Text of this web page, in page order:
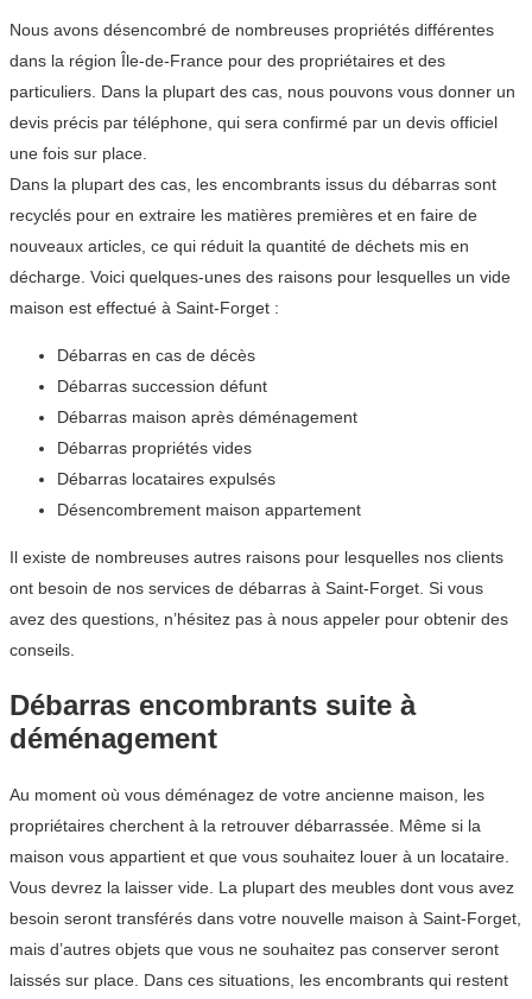
Nous avons désencombré de nombreuses propriétés différentes
dans la région Île-de-France pour des propriétaires et des
particuliers. Dans la plupart des cas, nous pouvons vous donner un
devis précis par téléphone, qui sera confirmé par un devis officiel
une fois sur place.
Dans la plupart des cas, les encombrants issus du débarras sont
recyclés pour en extraire les matières premières et en faire de
nouveaux articles, ce qui réduit la quantité de déchets mis en
décharge. Voici quelques-unes des raisons pour lesquelles un vide
maison est effectué à Saint-Forget :
Débarras en cas de décès
Débarras succession défunt
Débarras maison après déménagement
Débarras propriétés vides
Débarras locataires expulsés
Désencombrement maison appartement
Il existe de nombreuses autres raisons pour lesquelles nos clients
ont besoin de nos services de débarras à Saint-Forget. Si vous
avez des questions, n’hésitez pas à nous appeler pour obtenir des
conseils.
Débarras encombrants suite à
déménagement
Au moment où vous déménagez de votre ancienne maison, les
propriétaires cherchent à la retrouver débarrassée. Même si la
maison vous appartient et que vous souhaitez louer à un locataire.
Vous devrez la laisser vide. La plupart des meubles dont vous avez
besoin seront transférés dans votre nouvelle maison à Saint-Forget,
mais d’autres objets que vous ne souhaitez pas conserver seront
laissés sur place. Dans ces situations, les encombrants qui restent